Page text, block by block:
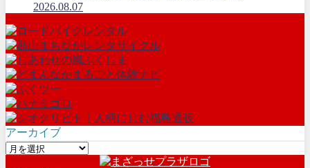
2026.08.07
アーカイブ
ア